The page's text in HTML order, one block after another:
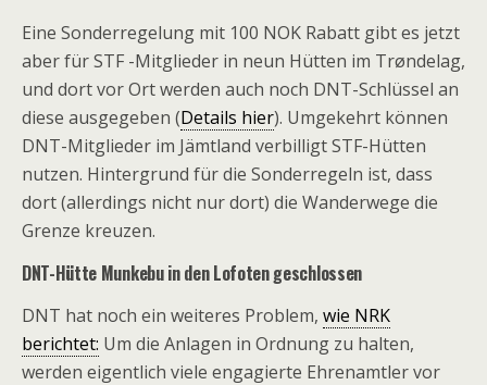
Eine Sonderregelung mit 100 NOK Rabatt gibt es jetzt
aber für STF -Mitglieder in neun Hütten im Trøndelag,
und dort vor Ort werden auch noch DNT-Schlüssel an
diese ausgegeben (Details hier). Umgekehrt können
DNT-Mitglieder im Jämtland verbilligt STF-Hütten
nutzen. Hintergrund für die Sonderregeln ist, dass
dort (allerdings nicht nur dort) die Wanderwege die
Grenze kreuzen.
DNT-Hütte Munkebu in den Lofoten geschlossen
DNT hat noch ein weiteres Problem, wie NRK
berichtet: Um die Anlagen in Ordnung zu halten,
werden eigentlich viele engagierte Ehrenamtler vor